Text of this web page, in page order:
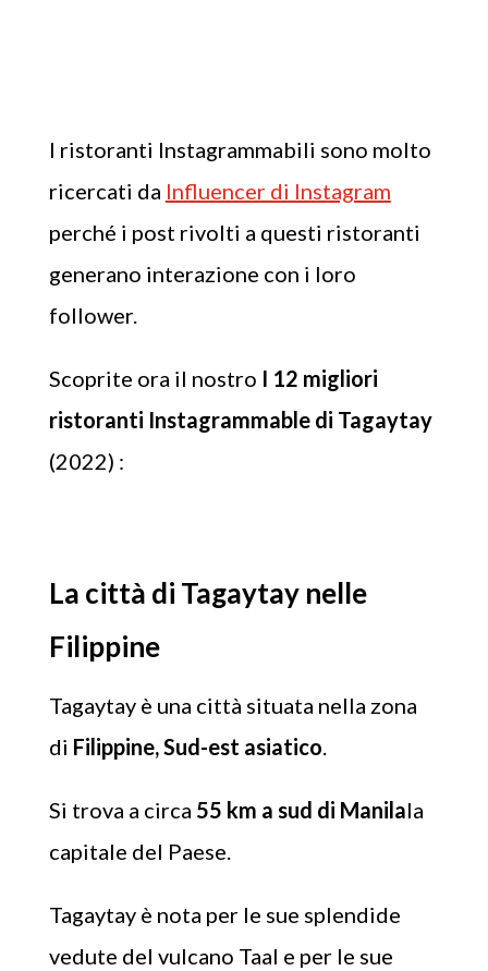
I ristoranti Instagrammabili sono molto
ricercati da Influencer di Instagram
perché i post rivolti a questi ristoranti
generano interazione con i loro
follower.
Scoprite ora il nostro I 12 migliori
ristoranti Instagrammable di Tagaytay
(2022) :
La città di Tagaytay nelle
Filippine
Tagaytay è una città situata nella zona
di Filippine, Sud-est asiatico.
Si trova a circa 55 km a sud di Manilala
capitale del Paese.
Tagaytay è nota per le sue splendide
vedute del vulcano Taal e per le sue